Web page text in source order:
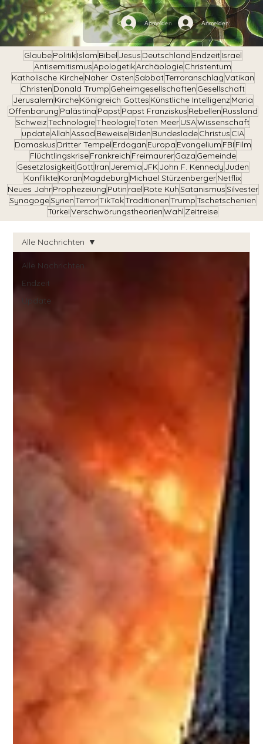
Anmelden Anmelden
Alle Nachrichten
Endzeit
Update
Alle Nachrichten
GlaubePolitikIslam Bibel Jesus Deutschland EndzeitIsrael
AntisemitismusApologetikArchäologieChristentum
Katholische KircheNaher OstenSabbatTerroranschlagVatikan
Christen Donald Trump Geheimgesellschaften Gesellschaft
Jerusalem KircheKönigreich Gottes Künstliche Intelligenz Maria
Offenbarung Palästina PapstPapst Franziskus Rebellen Russland
SchweizTechnologieTheologieToten MeerUSAWissenschaft
updateAllahAssad BeweiseBiden BundesladeChristus CIA
Damaskus Dritter Tempel Erdogan Europa Evangelium FBI Film
FlüchtlingskriseFrankreich FreimaurerGaza Gemeinde
GesetzlosigkeitGottIran Jeremia JFKJohn F. Kennedy Juden
KonflikteKoran Magdeburg Michael StürzenbergerNetflix
Neues JahrProphezeiung Putin rael Rote KuhSatanismusSilvester
SynagogeSyrienTerrorTikTokTraditionenTrumpTschetschenien
TürkeiVerschwörungstheorienWahlZeitreise